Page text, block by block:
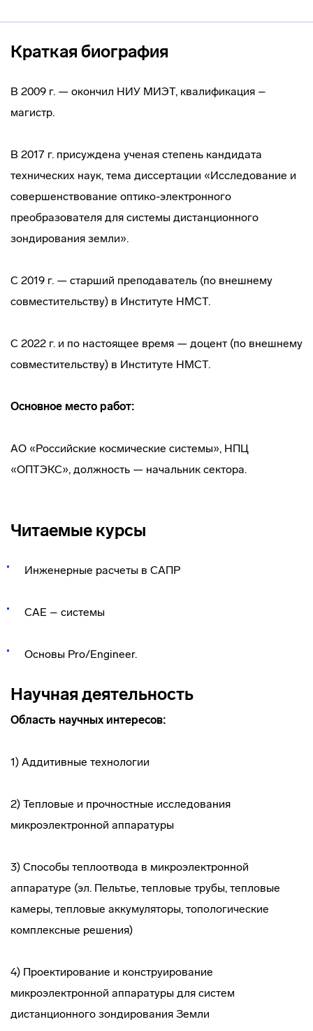
Краткая биография
В 2009 г. — окончил НИУ МИЭТ, квалификация –
магистр.
В 2017 г. присуждена ученая степень кандидата
технических наук, тема диссертации «Исследование и
совершенствование оптико-электронного
преобразователя для системы дистанционного
зондирования земли».
С 2019 г. — старший преподаватель (по внешнему
совместительству) в Институте НМСТ.
С 2022 г. и по настоящее время — доцент (по внешнему
совместительству) в Институте НМСТ.
Основное место работ:
АО «Российские космические системы», НПЦ
«ОПТЭКС», должность — начальник сектора.
Читаемые курсы
Инженерные расчеты в САПР
CAE – системы
Основы Pro/Engineer.
Научная деятельность
Область научных интересов:
1) Аддитивные технологии
2) Тепловые и прочностные исследования
микроэлектронной аппаратуры
3) Способы теплоотвода в микроэлектронной
аппаратуре (эл. Пельтье, тепловые трубы, тепловые
камеры, тепловые аккумуляторы, топологические
комплексные решения)
4) Проектирование и конструирование
микроэлектронной аппаратуры для систем
дистанционного зондирования Земли